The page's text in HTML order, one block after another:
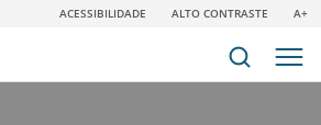
ACESSIBILIDADE ALTO CONTRASTE A+